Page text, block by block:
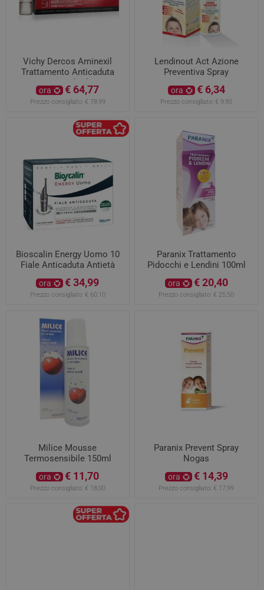
Vichy Dercos Aminexil
Trattamento Anticaduta
Uomo 21 Fiale da 6ML
ora € 64,77
Prezzo consigliato: € 78,99
Lendinout Act Azione
Preventiva Spray
ora € 6,34
Prezzo consigliato: € 9,90
Bioscalin Energy Uomo 10
Fiale Anticaduta Antietà
ora € 34,99
Prezzo consigliato: € 60,10
Paranix Trattamento
Pidocchi e Lendini 100ml
ora € 20,40
Prezzo consigliato: € 25,50
Milice Mousse
Termosensibile 150ml
ora € 11,70
Prezzo consigliato: € 18,00
Paranix Prevent Spray
Nogas
ora € 14,39
Prezzo consigliato: € 17,99